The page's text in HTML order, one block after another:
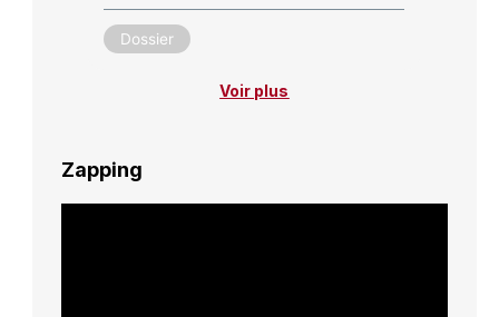
Dossier
Voir plus
Zapping